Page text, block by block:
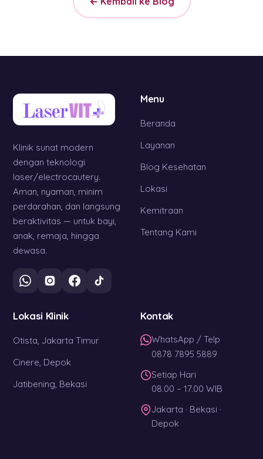
Klinik sunat modern
dengan teknologi
laser/electrocautery.
Aman, nyaman, minim
perdarahan, dan langsung
beraktivitas — untuk bayi,
anak, remaja, hingga
dewasa.
Menu
Beranda
Layanan
Blog Kesehatan
Lokasi
Kemitraan
Tentang Kami
Lokasi Klinik
Otista, Jakarta Timur
Cinere, Depok
Jatibening, Bekasi
Kontak
WhatsApp / Telp
0878 7895 5889
Setiap Hari
08.00 – 17.00 WIB
Jakarta · Bekasi ·
Depok